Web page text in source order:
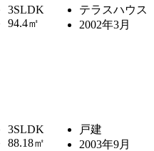
3SLDK
94.4㎡
テラスハウス
2002年3月
3SLDK
88.18㎡
戸建
2003年9月